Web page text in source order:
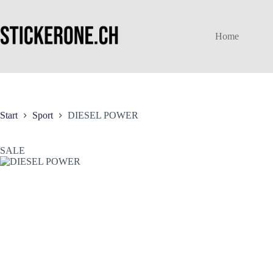
springen
Home
Start Sport DIESEL POWER
SALE